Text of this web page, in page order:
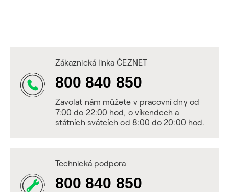
Zákaznická linka ČEZNET
800 840 850
Zavolat nám můžete v pracovní dny od
7:00 do 22:00 hod, o víkendech a
státních svátcích od 8:00 do 20:00 hod.
Technická podpora
800 840 850